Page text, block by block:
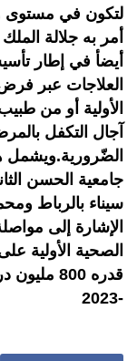
لتكون في مستوى
أمر به جلالة
أيضأ في إطار
العلاجات عبر
الأولية أو من
آجال التكفل
الضّرورية.ويشمل
جامعية الحسن
سيناء بالرباط
الصحية الأولية
-2023